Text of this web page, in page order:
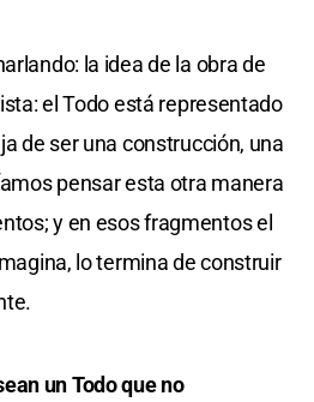
la idea de la obra de
el Todo está representado
de ser una construcción, una
pensar esta otra manera
y en esos fragmentos el
lo termina de construir
un Todo que no